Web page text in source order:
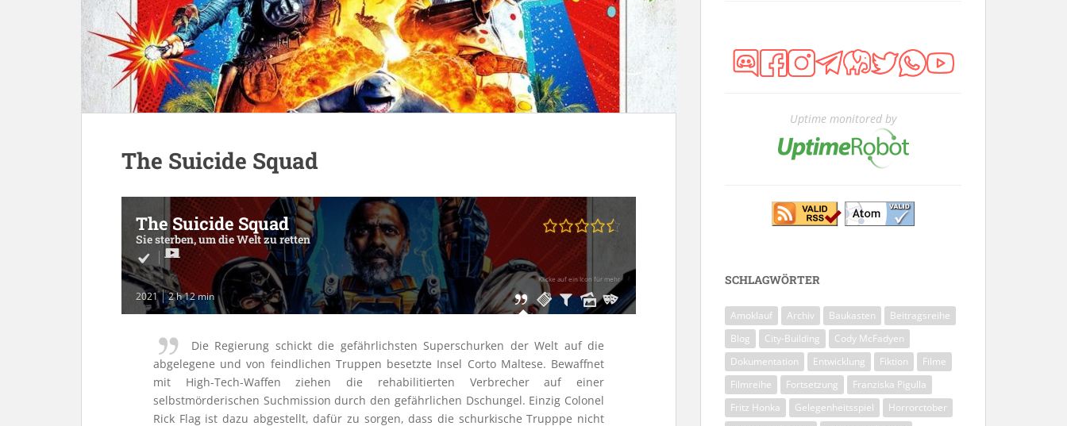
The Suicide Squad
The Suicide Squad
Sie sterben, um die Welt zu retten
2021 2 h 12 min
Klicke auf ein Icon für mehr
Die Regierung schickt die gefährlichsten Superschurken der Welt auf die
abgelegene und von feindlichen Truppen besetzte Insel Corto Maltese. Bewaffnet
mit High-Tech-Waffen ziehen die rehabilitierten Verbrecher auf einer
selbstmörderischen Suchmission durch den gefährlichen Dschungel. Einzig Colonel
Rick Flag ist dazu abgestellt, dafür zu sorgen, dass die schurkische Trupppe nicht
Uptime monitored by
SCHLAGWÖRTER
Amoklauf Archiv Baukasten
Beitragsreihe
Blog
City-Building
Cody McFadyen
Dokumentation
Entwicklung Fiktion
Filme
Filmreihe
Fortsetzung
Franziska Pigulla
Fritz Honka
Gelegenheitsspiel
Horrorctober